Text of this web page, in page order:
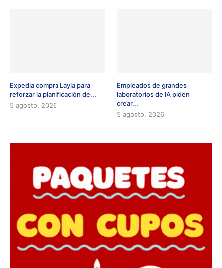
Expedia compra Layla para
reforzar la planificación de...
5 agosto, 2026
Empleados de grandes
laboratorios de IA piden
crear...
5 agosto, 2026